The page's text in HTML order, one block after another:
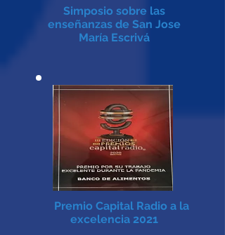
Simposio sobre las
enseñanzas de San Jose
María Escrivá
Premio Capital Radio a la
excelencia 2021